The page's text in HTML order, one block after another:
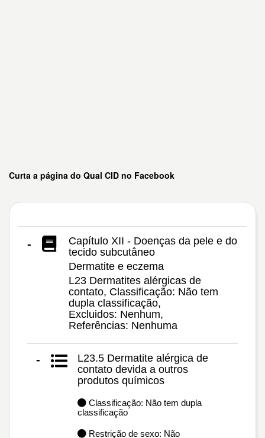
Curta a página do Qual CID no Facebook
-
Capítulo XII - Doenças da pele e do
tecido subcutâneo
Dermatite e eczema
L23 Dermatites alérgicas de
contato, Classificação: Não tem
dupla classificação,
Excluidos: Nenhum,
Referências: Nenhuma
-
L23.5 Dermatite alérgica de
contato devida a outros
produtos químicos
Classificação: Não tem dupla
classificação
Restrição de sexo: Não